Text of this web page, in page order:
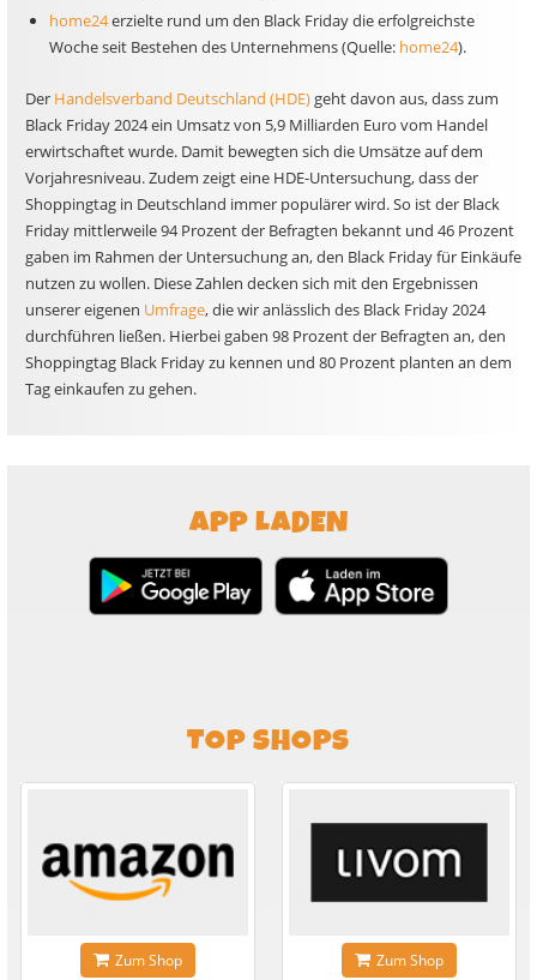
home24erzielte rund um den Black Friday die erfolgreichste
Woche seit Bestehen des Unternehmens (Quelle: home24).
Der Handelsverband Deutschland (HDE)geht davon aus, dass zum
Black Friday 2024 ein Umsatz von 5,9 Milliarden Euro vom Handel
erwirtschaftet wurde. Damit bewegten sich die Umsätze auf dem
Vorjahresniveau. Zudem zeigt eine HDE-Untersuchung, dass der
Shoppingtag in Deutschland immer populärer wird. So ist der Black
Friday mittlerweile 94 Prozent der Befragten bekannt und 46 Prozent
gaben im Rahmen der Untersuchung an, den Black Friday für Einkäufe
nutzen zu wollen. Diese Zahlen decken sich mit den Ergebnissen
unserer eigenen Umfrage, die wir anlässlich des Black Friday 2024
durchführen ließen. Hierbei gaben 98 Prozent der Befragten an, den
Shoppingtag Black Friday zu kennen und 80 Prozent planten an dem
Tag einkaufen zu gehen.
APP LADEN
TOP SHOPS
Zum Shop Zum Shop